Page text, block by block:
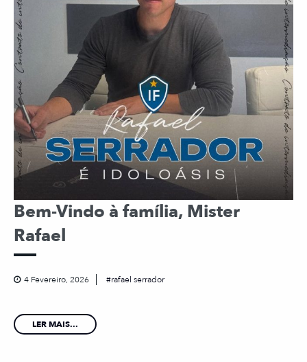
Bem-Vindo à família, Mister
Rafael
4 Fevereiro, 2026 rafael serrador
LER MAIS...